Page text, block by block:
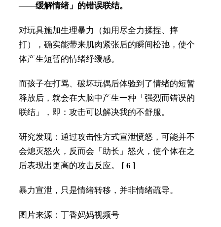
——缓解情绪」的错误联结。
对玩具施加生理暴力（如用尽全力揉捏、摔
打），确实能带来肌肉紧张后的瞬间松弛，使个
体产生短暂的情绪纾缓感。
而孩子在打骂、破坏玩偶后体验到了情绪的短暂
释放后，就会在大脑中产生一种「强烈而错误的
联结」，即：攻击可以解决我的不舒服。
研究发现：通过攻击性方式宣泄愤怒，可能并不
会熄灭怒火，反而会「助长」怒火，使个体在之
后表现出更高的攻击反应。
[ 6 ]
暴力宣泄，只是情绪转移，并非情绪疏导。
图片来源：丁香妈妈视频号